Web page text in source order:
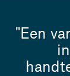
"Een